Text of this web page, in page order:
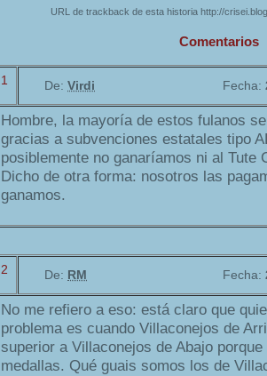
URL de trackback de esta historia http://
Comentarios
1 De: Virdi Fecha:
Hombre, la mayoría de estos fulanos
gracias a subvenciones estatales tipo
posiblemente no ganaríamos ni al Tute
Dicho de otra forma: nosotros las
ganamos.
2 De: RM Fecha:
No me refiero a eso: está claro que
problema es cuando Villaconejos de
superior a Villaconejos de Abajo
medallas. Qué guais somos los de